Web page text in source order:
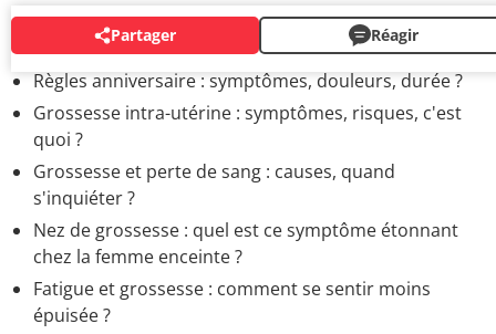
Partager Réagir
MAUX DE LA GROSSESSE
Règles anniversaire : symptômes, douleurs, durée ?
Grossesse intra-utérine : symptômes, risques, c'est
quoi ?
Grossesse et perte de sang : causes, quand
s'inquiéter ?
Nez de grossesse : quel est ce symptôme étonnant
chez la femme enceinte ?
Fatigue et grossesse : comment se sentir moins
épuisée ?